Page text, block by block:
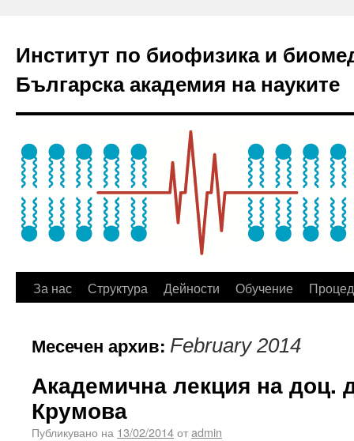
Институт по биофизика и
Българска академия на науките
За нас Структура Дейности Обучение
Месечен архив: February 2014
Академична лекция на доц.
Крумова
Публикувано на 13/02/2014отadmin